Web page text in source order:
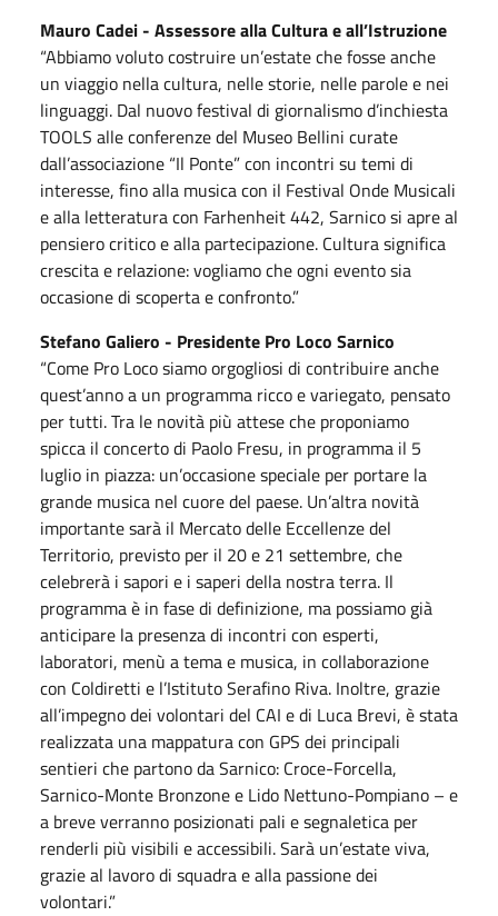
Mauro Cadei - Assessore alla Cultura e all’Istruzione
“Abbiamo voluto costruire un’estate che fosse anche
un viaggio nella cultura, nelle storie, nelle parole e nei
linguaggi. Dal nuovo festival di giornalismo d’inchiesta
TOOLS alle conferenze del Museo Bellini curate
dall’associazione “Il Ponte” con incontri su temi di
interesse, fino alla musica con il Festival Onde Musicali
e alla letteratura con Farhenheit 442, Sarnico si apre al
pensiero critico e alla partecipazione. Cultura significa
crescita e relazione: vogliamo che ogni evento sia
occasione di scoperta e confronto.”
Stefano Galiero - Presidente Pro Loco Sarnico
“Come Pro Loco siamo orgogliosi di contribuire anche
quest’anno a un programma ricco e variegato, pensato
per tutti. Tra le novità più attese che proponiamo
spicca il concerto di Paolo Fresu, in programma il 5
luglio in piazza: un’occasione speciale per portare la
grande musica nel cuore del paese. Un’altra novità
importante sarà il Mercato delle Eccellenze del
Territorio, previsto per il 20 e 21 settembre, che
celebrerà i sapori e i saperi della nostra terra. Il
programma è in fase di definizione, ma possiamo già
anticipare la presenza di incontri con esperti,
laboratori, menù a tema e musica, in collaborazione
con Coldiretti e l’Istituto Serafino Riva. Inoltre, grazie
all’impegno dei volontari del CAI e di Luca Brevi, è stata
realizzata una mappatura con GPS dei principali
sentieri che partono da Sarnico: Croce-Forcella,
Sarnico-Monte Bronzone e Lido Nettuno-Pompiano – e
a breve verranno posizionati pali e segnaletica per
renderli più visibili e accessibili. Sarà un’estate viva,
grazie al lavoro di squadra e alla passione dei
volontari.”